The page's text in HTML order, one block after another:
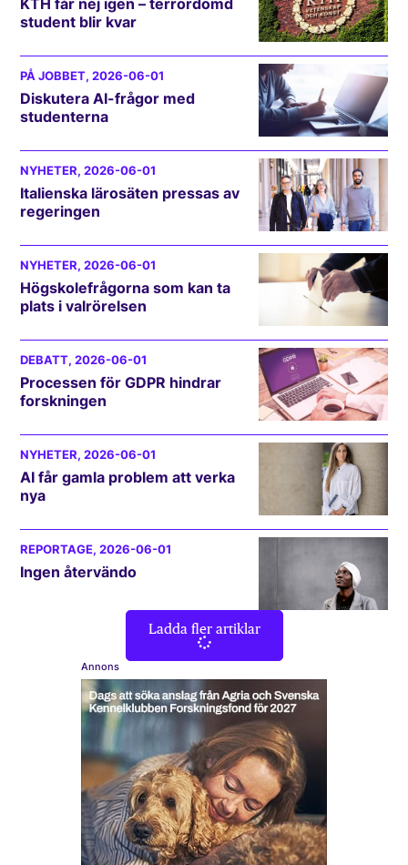
KTH får nej igen – terrordömd
student blir kvar
PÅ JOBBET, 2026-06-01
Diskutera AI-frågor med
studenterna
NYHETER, 2026-06-01
Italienska lärosäten pressas av
regeringen
NYHETER, 2026-06-01
Högskolefrågorna som kan ta
plats i valrörelsen
DEBATT, 2026-06-01
Processen för GDPR hindrar
forskningen
NYHETER, 2026-06-01
AI får gamla problem att verka
nya
REPORTAGE, 2026-06-01
Ingen återvändo
Ladda fler artiklar
Annons